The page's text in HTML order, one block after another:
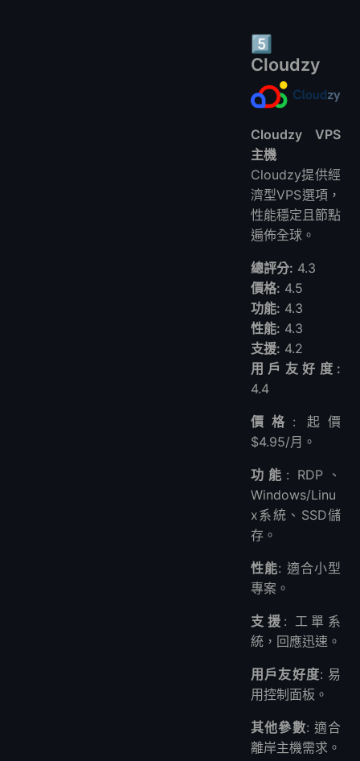
5️⃣
Cloudzy
Cloudzy VPS
主機
Cloudzy提供經
濟型VPS選項，
性能穩定且節點
遍佈全球。
總評分: 4.3
價格: 4.5
功能: 4.3
性能: 4.3
支援: 4.2
用戶友好度:
4.4
價格 : 起價
$4.95/月。
功能 : RDP、
Windows/Linu
x系統、SSD儲
存。
性能: 適合小型
專案。
支援 : 工單系
統，回應迅速。
用戶友好度: 易
用控制面板。
其他參數: 適合
離岸主機需求。